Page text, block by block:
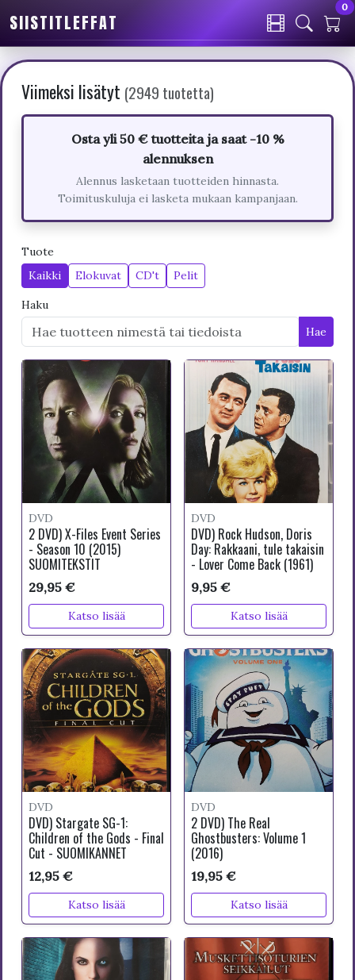
SIISTITLEFFAT
0
Viimeksi lisätyt (2949 tuotetta)
Osta yli 50 € tuotteita ja saat -10 %
alennuksen
Alennus lasketaan tuotteiden hinnasta.
Toimituskuluja ei lasketa mukaan kampanjaan.
Tuote
Kaikki
Elokuvat CD't Pelit
Haku
Hae
DVD
2 DVD) X-Files Event Series
- Season 10 (2015)
SUOMITEKSTIT
29,95 €
Katso lisää
DVD
DVD) Rock Hudson, Doris
Day: Rakkaani, tule takaisin
- Lover Come Back (1961)
9,95 €
Katso lisää
DVD
DVD) Stargate SG-1:
Children of the Gods - Final
Cut - SUOMIKANNET
12,95 €
Katso lisää
DVD
2 DVD) The Real
Ghostbusters: Volume 1
(2016)
19,95 €
Katso lisää